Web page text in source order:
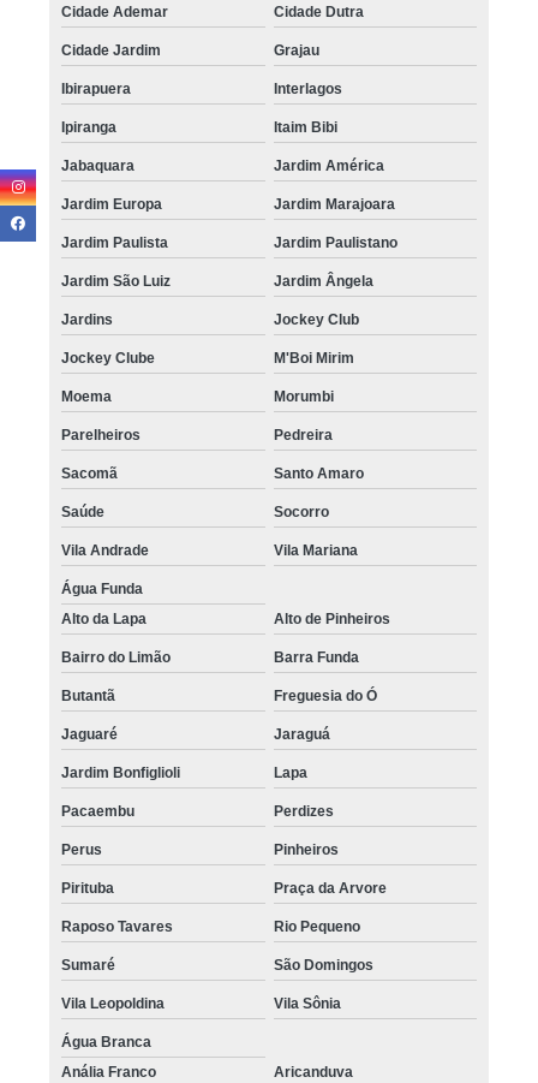
Cidade Ademar Cidade Dutra
Cidade Jardim Grajau
Ibirapuera Interlagos
Ipiranga Itaim Bibi
Jabaquara Jardim América
Jardim Europa Jardim Marajoara
Jardim Paulista Jardim Paulistano
Jardim São Luiz Jardim Ângela
Jardins Jockey Club
Jockey Clube M'Boi Mirim
Moema Morumbi
Parelheiros Pedreira
Sacomã Santo Amaro
Saúde Socorro
Vila Andrade Vila Mariana
Água Funda
Alto da Lapa
Alto de Pinheiros
Bairro do Limão Barra Funda
Butantã Freguesia do Ó
Jaguaré Jaraguá
Jardim Bonfiglioli Lapa
Pacaembu Perdizes
Perus Pinheiros
Pirituba Praça da Arvore
Raposo Tavares Rio Pequeno
Sumaré São Domingos
Vila Leopoldina Vila Sônia
Água Branca
Anália Franco
Aricanduva